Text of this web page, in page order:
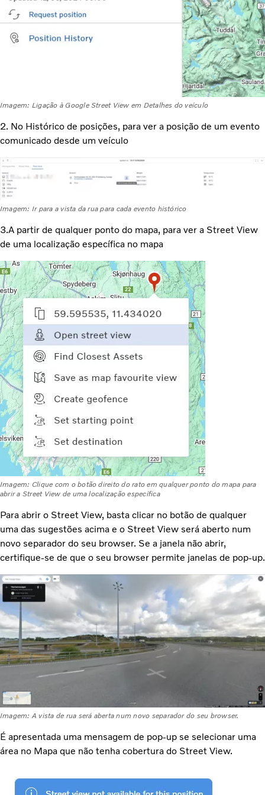
Imagem: Ligação à Google Street View em Detalhes do veículo
2. No Histórico de posições, para ver a posição de um evento
comunicado desde um veículo
Imagem: Ir para a vista da rua para cada evento histórico
3.A partir de qualquer ponto do mapa, para ver a Street View
de uma localização específica no mapa
Imagem: Clique com o botão direito do rato em qualquer ponto do mapa para
abrir a Street View de uma localização específica
Para abrir o Street View, basta clicar no botão de qualquer
uma das sugestões acima e o Street View será aberto num
novo separador do seu browser. Se a janela não abrir,
certifique-se de que o seu browser permite janelas de pop-up.
Imagem: A vista de rua será aberta num novo separador do seu browser.
É apresentada uma mensagem de pop-up se selecionar uma
área no Mapa que não tenha cobertura do Street View.